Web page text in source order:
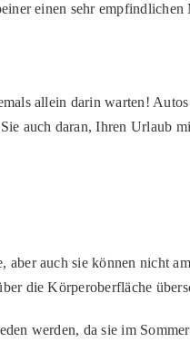
einen sehr
allein darin warten!
auch daran, Ihren Urlaub
auch sie können nicht
die Körperoberfläche
werden, da sie im